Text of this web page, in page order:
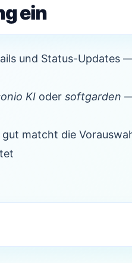
ein
und Status-Updates
KI oder softgarden
matcht die